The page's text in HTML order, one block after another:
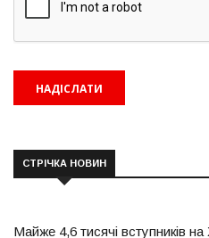
СТРІЧКА НОВИН
Майже 4,6 тисячі вступників